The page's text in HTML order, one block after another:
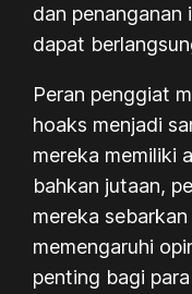
dan penanganan
dapat
Peran penggiat
hoaks menjadi
mereka memiliki
bahkan jutaan,
mereka
memengaruhi
penting bagi